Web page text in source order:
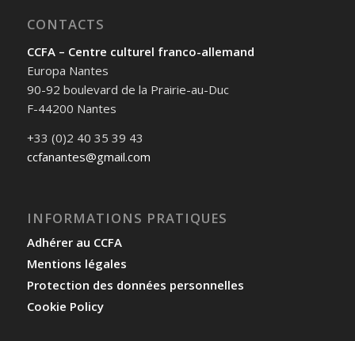
CONTACTS
CCFA – Centre culturel franco-allemand
Europa Nantes
90-92 boulevard de la Prairie-au-Duc
F-44200 Nantes
+33 (0)2 40 35 39 43
ccfanantes@gmail.com
INFORMATIONS PRATIQUES
Adhérer au CCFA
Mentions légales
Protection des données personnelles
Cookie Policy